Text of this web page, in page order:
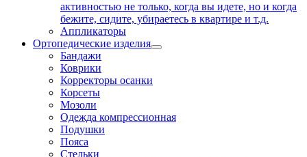
активностью не только, когда вы идете, но и когда
бежите, сидите, убираетесь в квартире и т.д.
Аппликаторы
Ортопедические изделия
Бандажи
Коврики
Корректоры осанки
Корсеты
Мозоли
Одежда компрессионная
Подушки
Пояса
Стельки